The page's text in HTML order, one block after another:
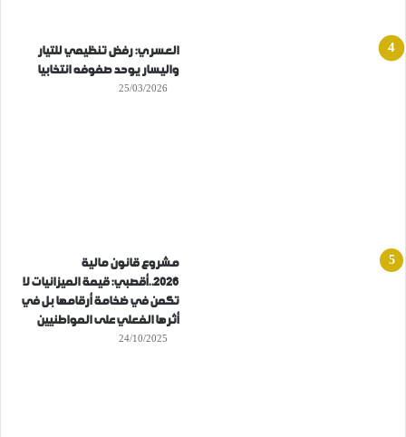
العسري: رفض تنظيمي للتيار
واليسار يوحد صفوفه انتخابيا
25/03/2026
مشروع قانون مالية
2026..أقصبي: قيمة الميزانيات لا
تكمن في ضخامة أرقامها بل في
أثرها الفعلي على المواطنيين
24/10/2025